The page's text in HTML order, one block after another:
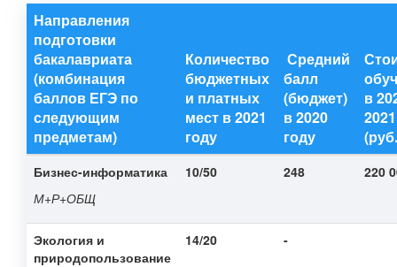
Направления
подготовки
бакалавриата
(комбинация
баллов ЕГЭ по
следующим
предметам)
Количество
бюджетных
и платных
мест в 2021
году
Средний
балл
(бюджет)
в 2020
году
в
Бизнес-информатика
М+Р+ОБЩ
10/50 248 220
Экология и
природопользование
14/20 -